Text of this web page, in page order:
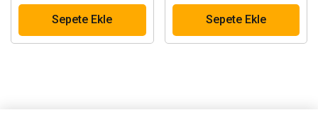
Sepete Ekle Sepete Ekle